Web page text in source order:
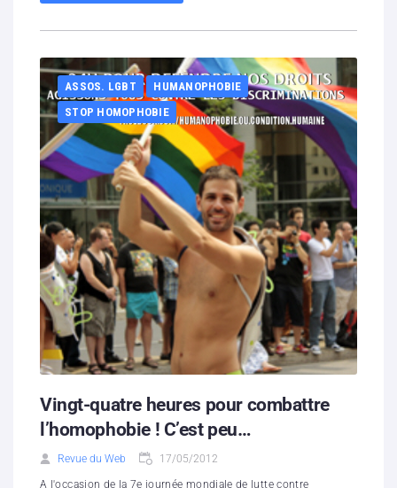
ASSOS. LGBT
HUMANOPHOBIE
STOP HOMOPHOBIE
Vingt-quatre heures pour combattre
l’homophobie ! C’est peu…
Revue du Web 17/05/2012
A l'occasion de la 7e journée mondiale de lutte contre